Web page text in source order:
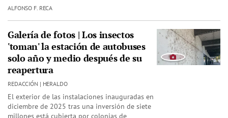
ALFONSO F. RECA
Galería de fotos | Los insectos
'toman' la estación de autobuses
solo año y medio después de su
reapertura
REDACCIÓN | HERALDO
El exterior de las instalaciones inauguradas en
diciembre de 2025 tras una inversión de siete
millones está cubierta por colonias de